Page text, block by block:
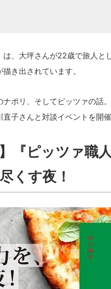
、大坪さんが22歳で旅人と
き出されています。
ポリ、そしてピッツァの話
直子さんと対談イベントを開
『ピッツァ職
くす夜！